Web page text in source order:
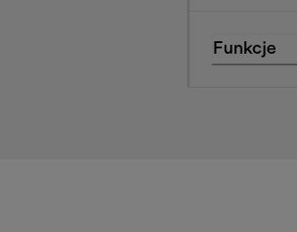
Funkcje